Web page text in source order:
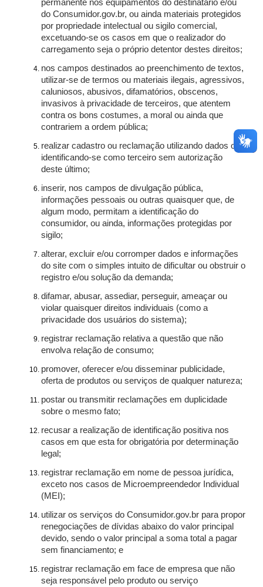
permanente nos equipamentos do destinatário e/ou
do Consumidor.gov.br, ou ainda materiais protegidos
por propriedade intelectual ou sigilo comercial,
excetuando-se os casos em que o realizador do
carregamento seja o próprio detentor destes direitos;
nos campos destinados ao preenchimento de textos,
utilizar-se de termos ou materiais ilegais, agressivos,
caluniosos, abusivos, difamatórios, obscenos,
invasivos à privacidade de terceiros, que atentem
contra os bons costumes, a moral ou ainda que
contrariem a ordem pública;
realizar cadastro ou reclamação utilizando dados ou
identificando-se como terceiro sem autorização
deste último;
inserir, nos campos de divulgação pública,
informações pessoais ou outras quaisquer que, de
algum modo, permitam a identificação do
consumidor, ou ainda, informações protegidas por
sigilo;
alterar, excluir e/ou corromper dados e informações
do site com o simples intuito de dificultar ou obstruir o
registro e/ou solução da demanda;
difamar, abusar, assediar, perseguir, ameaçar ou
violar quaisquer direitos individuais (como a
privacidade dos usuários do sistema);
registrar reclamação relativa a questão que não
envolva relação de consumo;
promover, oferecer e/ou disseminar publicidade,
oferta de produtos ou serviços de qualquer natureza;
postar ou transmitir reclamações em duplicidade
sobre o mesmo fato;
recusar a realização de identificação positiva nos
casos em que esta for obrigatória por determinação
legal;
registrar reclamação em nome de pessoa jurídica,
exceto nos casos de Microempreendedor Individual
(MEI);
utilizar os serviços do Consumidor.gov.br para propor
renegociações de dívidas abaixo do valor principal
devido, sendo o valor principal a soma total a pagar
sem financiamento; e
registrar reclamação em face de empresa que não
seja responsável pelo produto ou serviço